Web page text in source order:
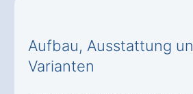
Aufbau, Ausstattung
Varianten